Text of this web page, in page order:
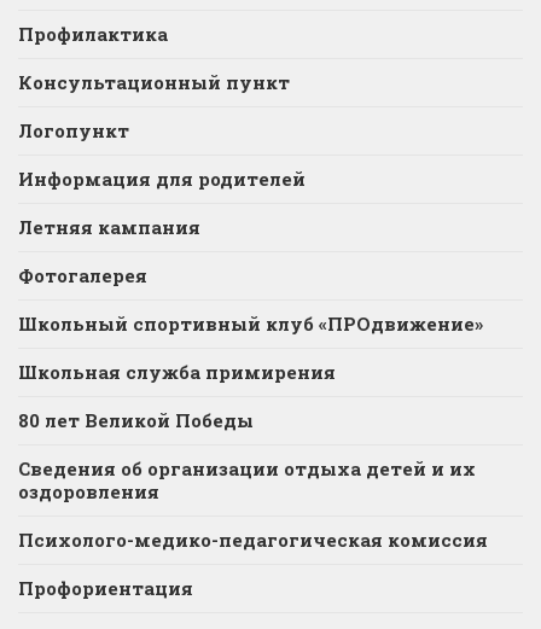
Профилактика
Консультационный пункт
Логопункт
Информация для родителей
Летняя кампания
Фотогалерея
Школьный спортивный клуб «ПРОдвижение»
Школьная служба примирения
80 лет Великой Победы
Сведения об организации отдыха детей и их
оздоровления
Психолого-медико-педагогическая комиссия
Профориентация